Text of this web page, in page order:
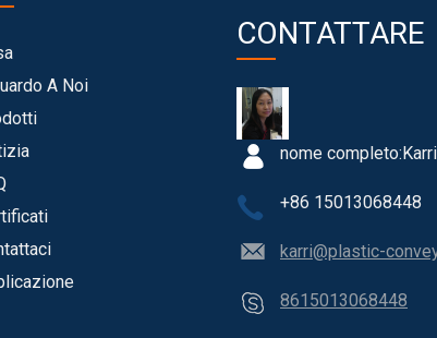
A Noi
CONTATTARE
nome completo:
+86 15013068448
karri@plastic-
8615013068448